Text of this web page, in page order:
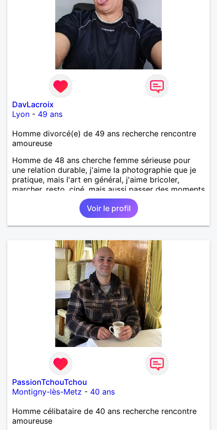
DavLacroix
Lyon - 49 ans
Homme divorcé(e) de 49 ans recherche rencontre
amoureuse
Homme de 48 ans cherche femme sérieuse pour
une relation durable, j'aime la photographie que je
pratique, mais l'art en général, j'aime bricoler,
marcher, resto, ciné, mais aussi passer des moments
calme devant un bon film ou une série avec un
plateau repas. le reste est à découvrir.
Voir le profil
PassionTchouTchou
Montigny-lès-Metz - 40 ans
Homme célibataire de 40 ans recherche rencontre
amoureuse